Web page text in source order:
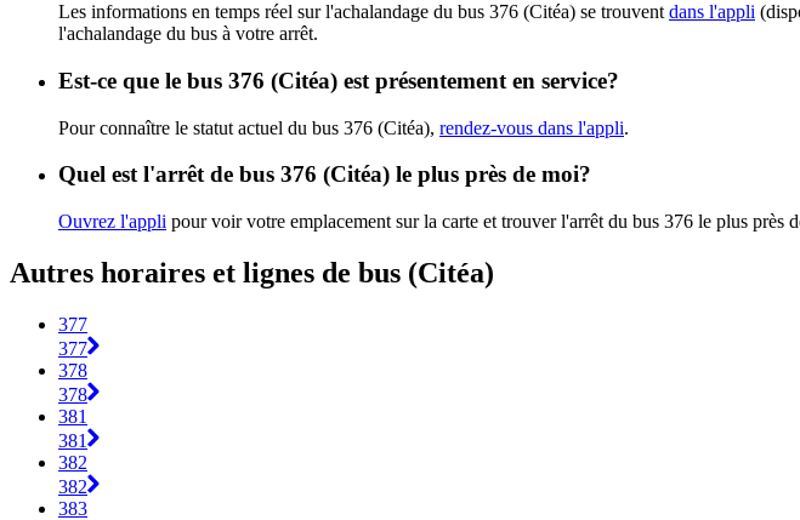
Les informations en temps réel sur l'achalandage du bus 376 (Citéa) se trouvent dans l'appli
l'achalandage du bus à votre arrêt.
Est-ce que le bus 376 (Citéa) est présentement en service?
Pour connaître le statut actuel du bus 376 (Citéa), rendez-vous dans l'appli.
Quel est l'arrêt de bus 376 (Citéa) le plus près de moi?
Ouvrez l'appli pour voir votre emplacement sur la carte et trouver l'arrêt du bus 376 le plus près
Autres horaires et lignes de bus (Citéa)
377
377
378
378
381
381
382
382
383